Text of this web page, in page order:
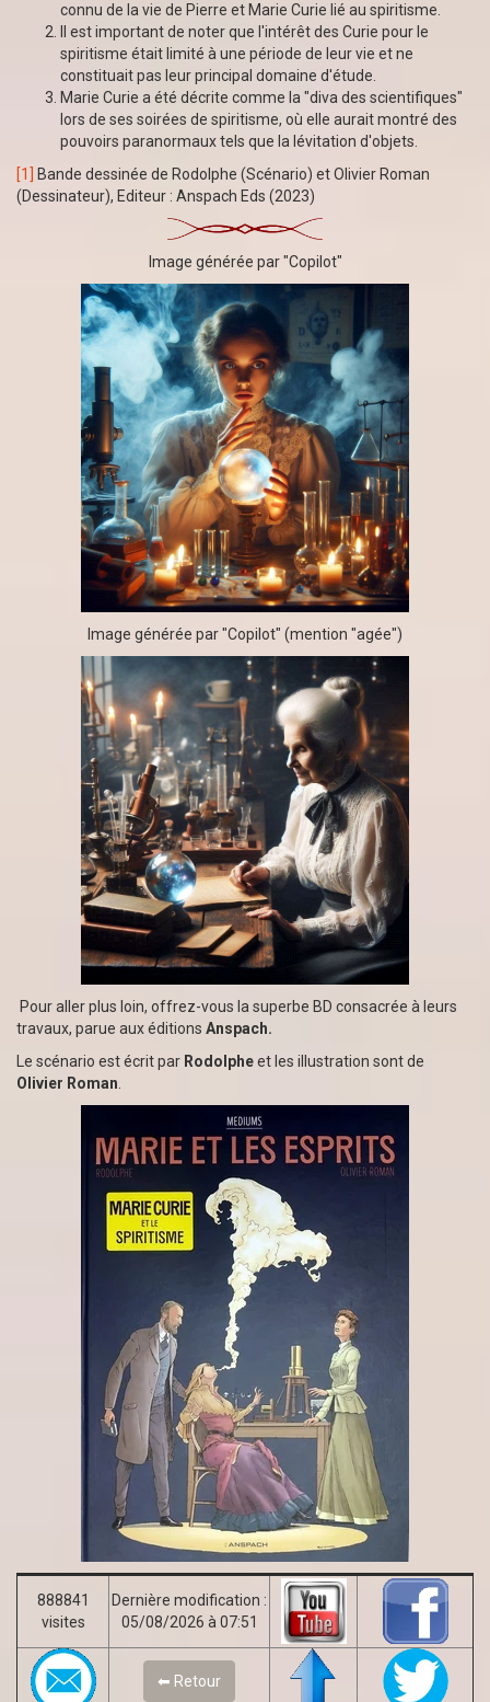
connu de la vie de Pierre et Marie Curie lié au spiritisme.
Il est important de noter que l'intérêt des Curie pour le
spiritisme était limité à une période de leur vie et ne
constituait pas leur principal domaine d'étude.
Marie Curie a été décrite comme la "diva des scientifiques"
lors de ses soirées de spiritisme, où elle aurait montré des
pouvoirs paranormaux tels que la lévitation d'objets.
[1]
Bande dessinée de Rodolphe (Scénario) et Olivier Roman
(Dessinateur), Editeur : Anspach Eds (2023)
Image générée par "Copilot"
Image générée par "Copilot" (mention "agée")
Pour aller plus loin, offrez-vous la superbe BD consacrée à leurs
travaux, parue aux éditions Anspach.
Le scénario est écrit par Rodolpheet les illustration sont de
Olivier Roman
888841
visites
Dernière modification :
05/08/2026 à 07:51
⬅ Retour